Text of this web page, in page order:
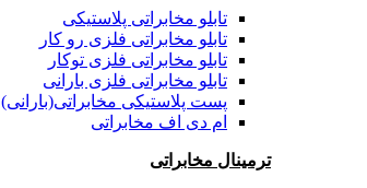
تابلو مخابراتی پلاستیکی
تابلو مخابراتی فلزی رو کار
تابلو مخابراتی فلزی توکار
تابلو مخابراتی فلزی بارانی
پست پلاستیکی مخابراتی(بارانی)
ام دی اف مخابراتی
ترمینال مخابراتی